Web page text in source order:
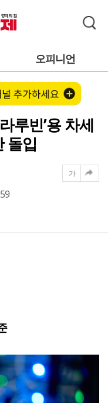
오피니언
루빈’용 차세
돌입
가